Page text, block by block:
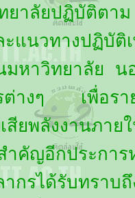
ยาลัยปฏิบัติตา
ะแนวทางปฏิ
หาวิทยาลัย น
ต่างๆ เพื่อรา
สียพลังงานภา
กประการหนึ่
รได้รับทราบถึ